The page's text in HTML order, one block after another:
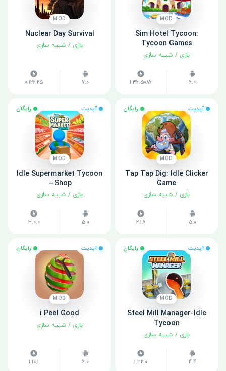
MOD
Sim Hotel Tycoon:
Tycoon Games
بازی / شبیه سازی
6.0
1.36.5086
MOD
Nuclear Day Survival
بازی / شبیه سازی
7.0
0.126.25
آپدیت رایگان
MOD
Tap Tap Dig: Idle Clicker
Game
بازی / شبیه سازی
5.0
2.1.6
آپدیت رایگان
MOD
Idle Supermarket Tycoon
－Shop
بازی / شبیه سازی
5.0
3.0.0
آپدیت رایگان
MOD
Steel Mill Manager-Idle
Tycoon
بازی / شبیه سازی
4.4
1.32.0
آپدیت رایگان
MOD
i Peel Good
بازی / شبیه سازی
6.0
1.10.1